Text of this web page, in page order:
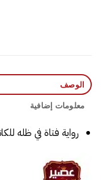
الوصف
معلومات إضافية
رواية فتاة في ظله